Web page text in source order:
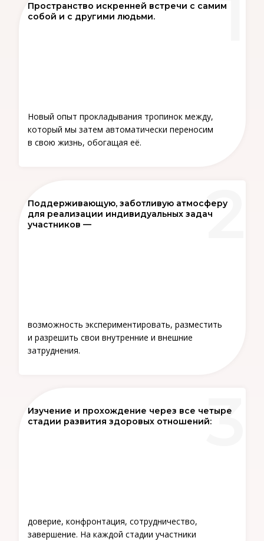
Пространство искренней встречи с самим
собой и с другими людьми.
Новый опыт прокладывания тропинок между,
который мы затем автоматически переносим
в свою жизнь, обогащая её.
Поддерживающую, заботливую атмосферу
для реализации индивидуальных задач
участников —
возможность экспериментировать, разместить
и разрешить свои внутренние и внешние
затруднения.
Изучение и прохождение через все четыре
стадии развития здоровых отношений:
доверие, конфронтация, сотрудничество,
завершение. На каждой стадии участники